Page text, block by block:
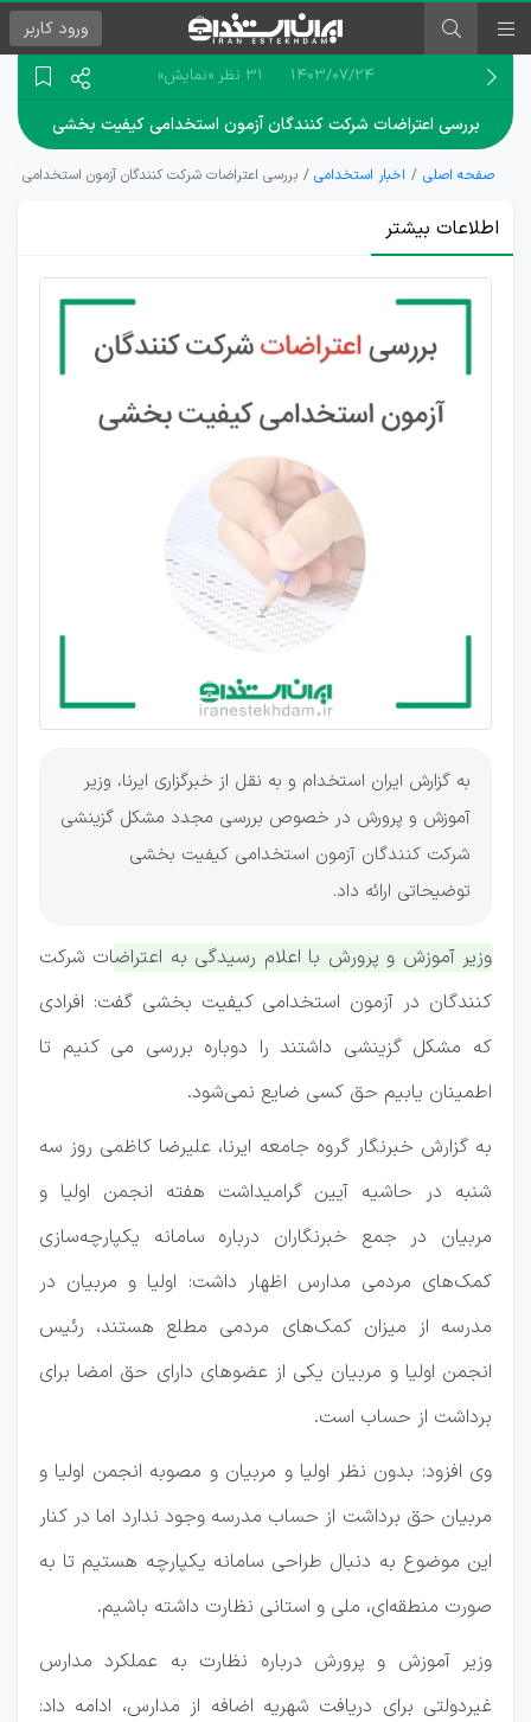
ورود کاربر
۱۴۰۳/۰۷/۲۴ 31 نظر «نمایش»
بررسی اعتراضات شرکت کنندگان آزمون استخدامی کیفیت بخشی
صفحه اصلی اخبار استخدامی بررسی اعتراضات شرکت کنندگان آزمون استخدامی
اطلاعات بیشتر
بررسی
مشکل
گزینشی
شرکت
به گزارش ایران استخدام و به نقل از خبرگزاری ایرنا، وزیر
آموزش و پرورش در خصوص بررسی مجدد مشکل گزینشی
شرکت کنندگان آزمون استخدامی کیفیت بخشی
توضیحاتی ارائه داد.
وزیر آموزش و پرورش با اعلام رسیدگی به اعتراضات شرکت
کنندگان در آزمون استخدامی کیفیت بخشی گفت: افرادی
که مشکل گزینشی داشتند را دوباره بررسی می کنیم تا
اطمینان یابیم حق کسی ضایع نمی‌شود.
به گزارش خبرنگار گروه جامعه ایرنا، علیرضا کاظمی روز سه
شنبه در حاشیه آیین گرامیداشت هفته انجمن اولیا و
مربیان در جمع خبرنگاران درباره سامانه یکپارچه‌سازی
کمک‌های مردمی مدارس اظهار داشت: اولیا و مربیان در
مدرسه از میزان کمک‌های مردمی مطلع هستند، رئیس
انجمن اولیا و مربیان یکی از عضوهای دارای حق امضا برای
برداشت از حساب است.
وی افزود: بدون نظر اولیا و مربیان و مصوبه انجمن اولیا و
مربیان حق برداشت از حساب مدرسه وجود ندارد اما در کنار
این موضوع به دنبال طراحی سامانه یکپارچه هستیم تا به
صورت منطقه‌ای، ملی و استانی نظارت داشته باشیم.
وزیر آموزش و پرورش درباره نظارت به عملکرد مدارس
غیردولتی برای دریافت شهریه اضافه از مدارس، ادامه داد: